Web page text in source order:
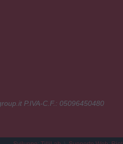
P.IVA-C.F.: 05096450480